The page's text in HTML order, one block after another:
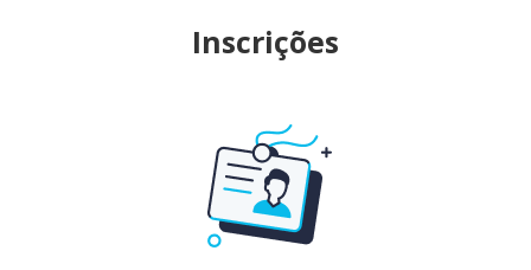
Inscrições